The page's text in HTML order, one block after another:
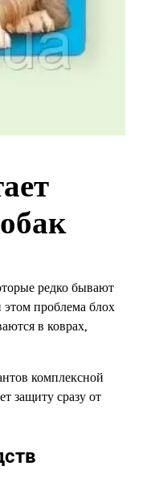
редко бывают
проблема блох
в коврах,
комплексной
защиту сразу от